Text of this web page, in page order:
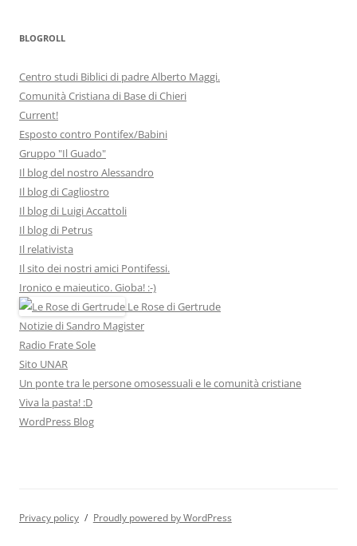
BLOGROLL
Centro studi Biblici di padre Alberto Maggi.
Comunità Cristiana di Base di Chieri
Current!
Esposto contro Pontifex/Babini
Gruppo "Il Guado"
Il blog del nostro Alessandro
Il blog di Cagliostro
Il blog di Luigi Accattoli
Il blog di Petrus
Il relativista
Il sito dei nostri amici Pontifessi.
Ironico e maieutico. Gioba! :-)
Le Rose di Gertrude
Notizie di Sandro Magister
Radio Frate Sole
Sito UNAR
Un ponte tra le persone omosessuali e le comunità cristiane
Viva la pasta! :D
WordPress Blog
Privacy policy Proudly powered by WordPress